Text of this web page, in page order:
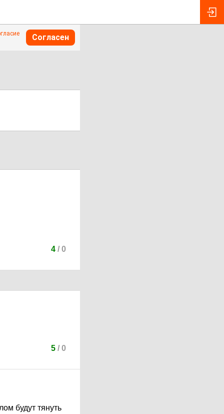
Согласен
4/ 0
5/ 0
будут тянуть